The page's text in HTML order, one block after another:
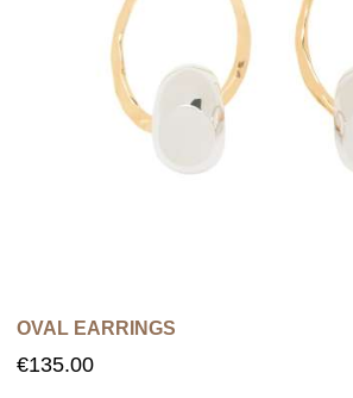
OVAL EARRINGS
€135.00